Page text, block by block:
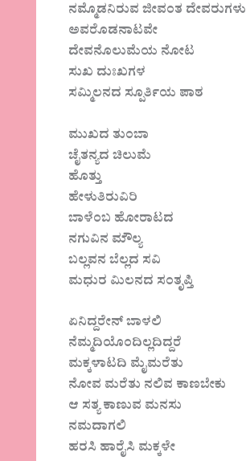
ನಮ್ಮೊಡನಿರುವ ಜೀವಂತ ದೇವರುಗಳು
ಅವರೊಡನಾಟವೇ
ದೇವನೊಲುಮೆಯ ನೋಟ
ಸುಖ ದುಃಖಗಳ
ಸಮ್ಮಿಲನದ ‌ಸ್ಪೂರ್ತಿಯ ಪಾಠ
ಮುಖದ ತುಂಬಾ
ಚೈತನ್ಯದ ಚಿಲುಮೆ
ಹೊತ್ತು
ಹೇಳುತಿರುವಿರಿ
ಬಾಳೆಂಬ ಹೋರಾಟದ
ನಗುವಿನ ಮೌಲ್ಯ
ಬಲ್ಲವನ ಬೆಲ್ಲದ ಸವಿ
ಮಧುರ ಮಿಲನದ ಸಂತೃಪ್ತಿ
ಏನಿದ್ದರೇನ್ ಬಾಳಲಿ
ನೆಮ್ಮದಿಯೊಂದಿಲ್ಲದಿದ್ದರೆ
ಮಕ್ಕಳಾಟದಿ ಮೈಮರೆತು
ನೋವ ಮರೆತು ನಲಿವ ಕಾಣಬೇಕು
ಆ ಸತ್ಯ ಕಾಣುವ ಮನಸು
ನಮದಾಗಲಿ
ಹರಸಿ ಹಾರೈಸಿ ಮಕ್ಕಳೇ